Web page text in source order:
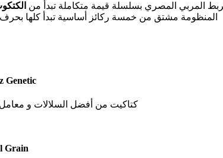
المنظومة مشتق من خمسة ركائز أساسية تبدأ كلها بحرف G، تشكل معاً دورة إنتاج متكاملة ومحمية من البداية للنهاية.
Genetic
كتاكيت من أفضل السلالات و